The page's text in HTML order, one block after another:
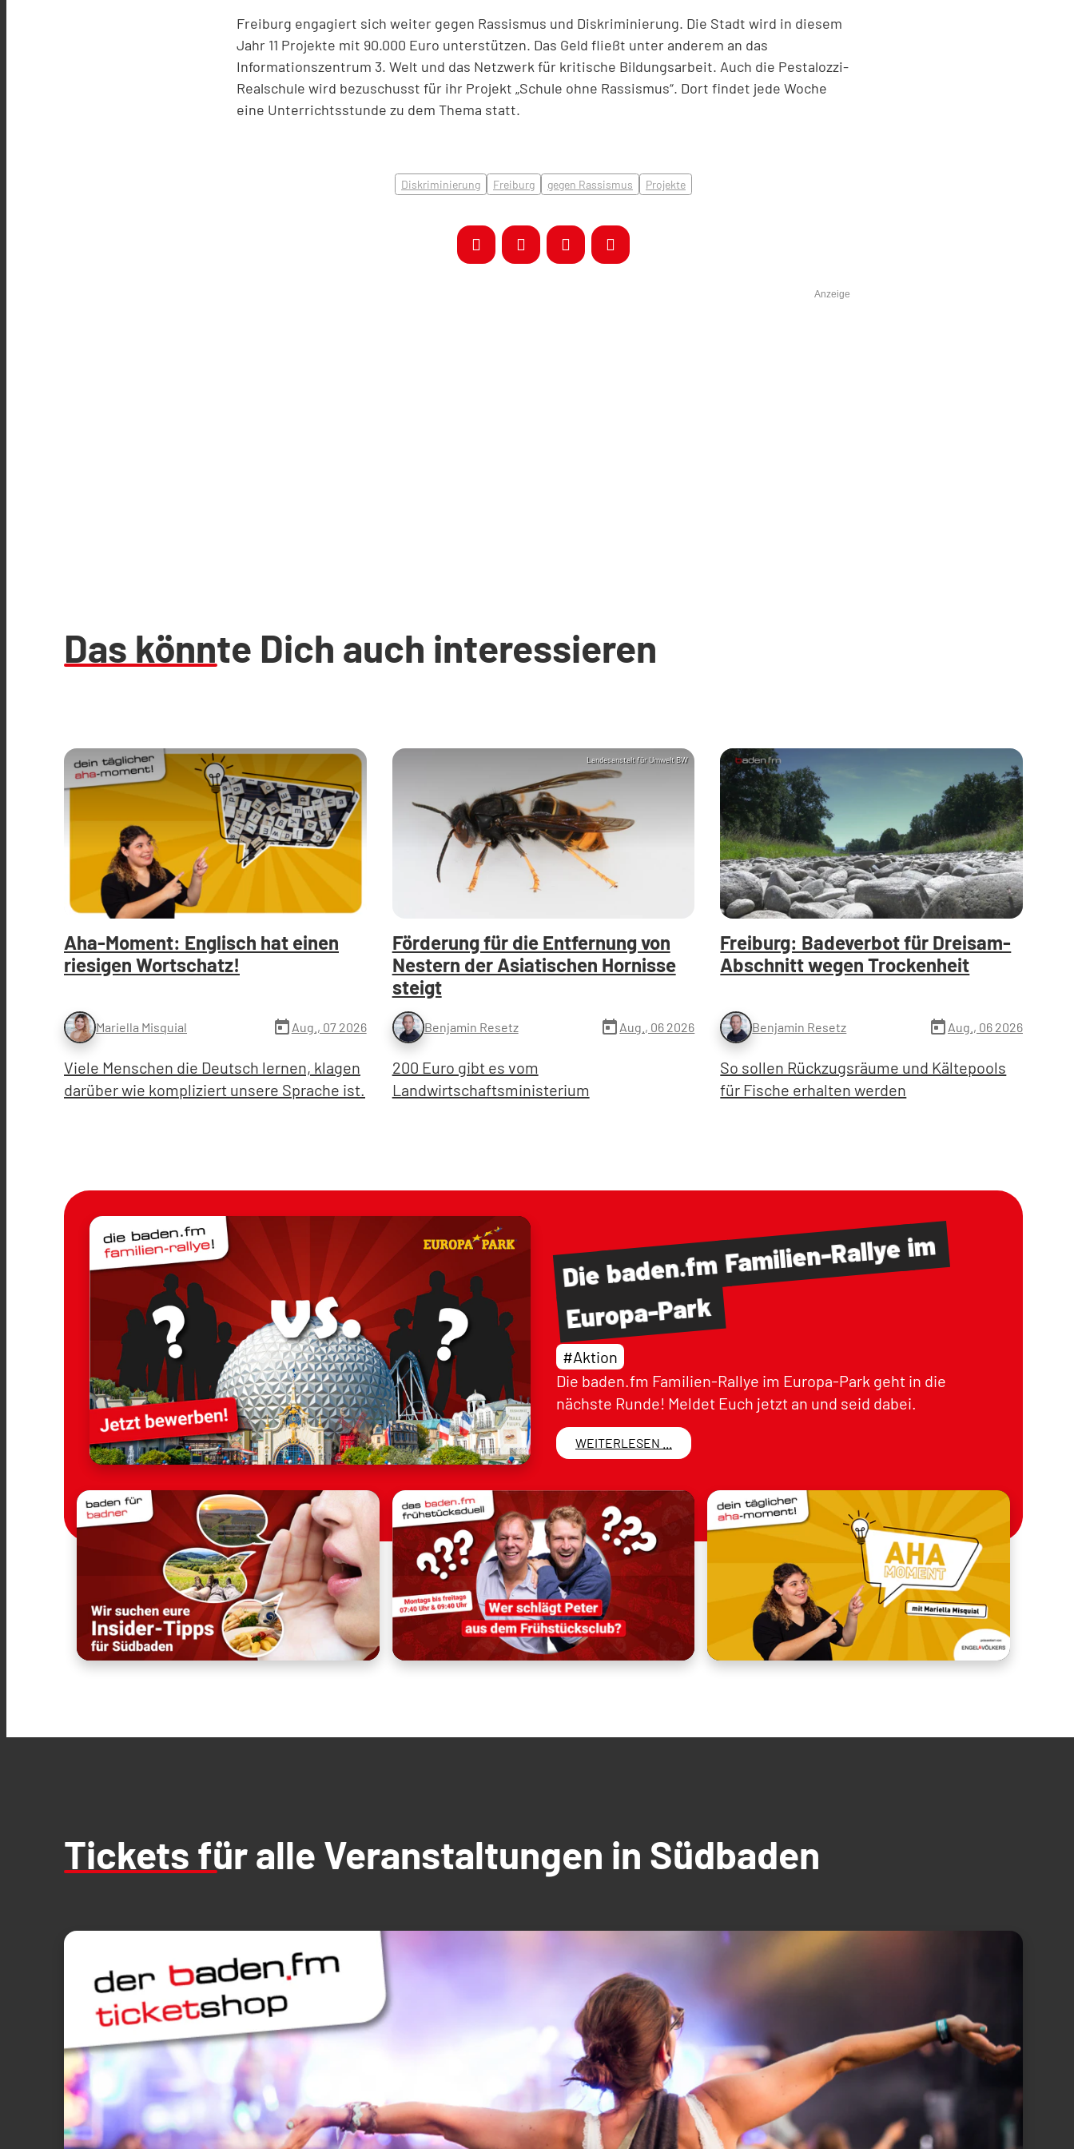
Freiburg engagiert sich weiter gegen Rassismus und Diskriminierung. Die Stadt wird in diesem
Jahr 11 Projekte mit 90.000 Euro unterstützen. Das Geld fließt unter anderem an das
Informationszentrum 3. Welt und das Netzwerk für kritische Bildungsarbeit. Auch die Pestalozzi-
Realschule wird bezuschusst für ihr Projekt „Schule ohne Rassismus“. Dort findet jede Woche
eine Unterrichtsstunde zu dem Thema statt.
Diskriminierung Freiburg gegen Rassismus Projekte
Anzeige
Das könnte Dich auch interessieren
Aha-Moment: Englisch hat einen
riesigen Wortschatz!
Mariella Misquial today Aug., 07 2026
Viele Menschen die Deutsch lernen, klagen
darüber wie kompliziert unsere Sprache ist.
Landesanstalt für Umwelt BW
Förderung für die Entfernung von
Nestern der Asiatischen Hornisse
steigt
Benjamin Resetz todayAug., 06 2026
200 Euro gibt es vom
Landwirtschaftsministerium
Freiburg: Badeverbot für Dreisam-
Abschnitt wegen Trockenheit
Benjamin Resetz today Aug., 06 2026
So sollen Rückzugsräume und Kältepools
für Fische erhalten werden
Die baden.fmFamilien-Rallyeim
Europa-Park
#Aktion
Die baden.fm Familien-Rallye im Europa-Park geht in die
nächste Runde! Meldet Euch jetzt an und seid dabei.
WEITERLESEN ...
Tickets für alle Veranstaltungen in Südbaden